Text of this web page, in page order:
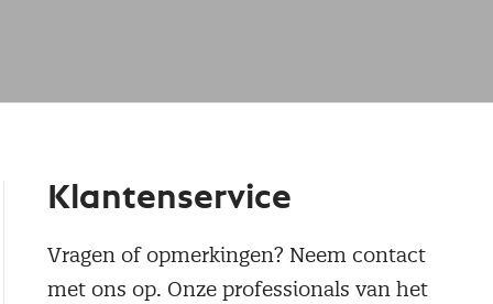
Klantenservice
Vragen of opmerkingen? Neem contact
met ons op. Onze professionals van het